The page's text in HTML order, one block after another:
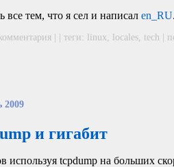
все тем, что я сел и написалen_RU
| | теги: linux locales tech |
2009
и гигабит
используя tcpdump на больших